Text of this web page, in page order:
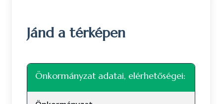
Jánd a térképen
+
Önkormányzat adatai, elérhetőségei: